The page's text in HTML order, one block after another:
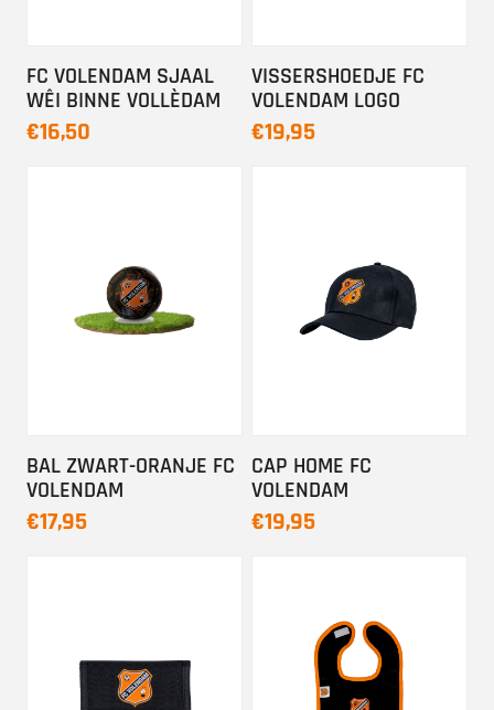
FC VOLENDAM SJAAL
WÊI BINNE VOLLÈDAM
€16,50
VISSERSHOEDJE FC
VOLENDAM LOGO
€19,95
BAL ZWART-ORANJE FC
VOLENDAM
€17,95
CAP HOME FC
VOLENDAM
€19,95